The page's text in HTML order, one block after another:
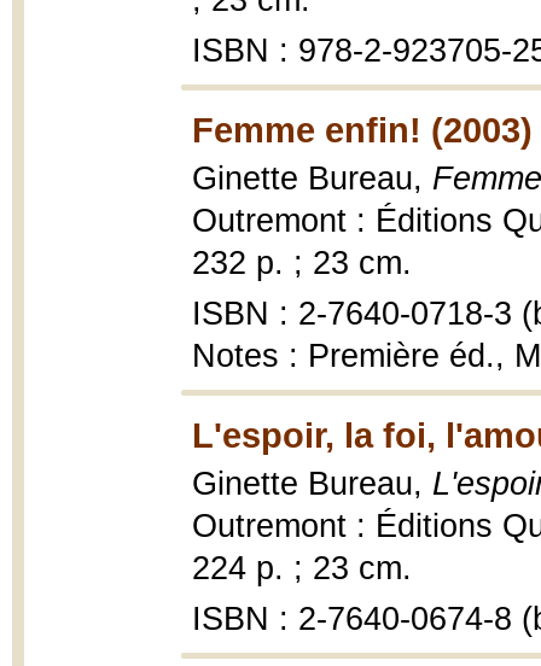
ISBN : 978-2-923705-
Femme enfin! (2003)
Ginette Bureau,
Outremont : Éditions
232 p. ; 23 cm.
ISBN : 2-7640-0718-3
Notes : Première éd.,
L'espoir, la foi,
Ginette Bureau,
Outremont : Éditions
224 p. ; 23 cm.
ISBN : 2-7640-0674-8